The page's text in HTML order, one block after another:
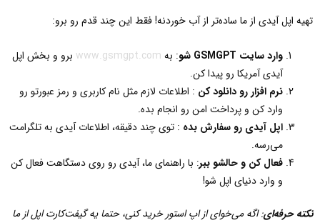
تهیه اپل آیدی از ما ساده‌تر از آب خوردنه! فقط این چند قدم رو برو:
وارد سایت شو: به www.gsmgpt.com برو و بخش اپل
آیدی آمریکا رو پیدا کن.
نرم افزار رو دانلود کن : اطلاعات لازم مثل نام کاربری و رمز عبورتو رو
وارد کن و پرداخت امن رو انجام بده.
اپل آیدی رو سفارش بده : توی چند دقیقه، اطلاعات آیدی به تلگرامت
می‌رسه.
فعال کن و حالشو ببر: با راهنمای ما، آیدی رو روی دستگاهت فعال کن
و وارد دنیای اپل شو!
نکته حرفه‌ای:اگه می‌خوای از اپ استور خرید کنی، حتما یه گیفت‌کارت اپل از ما